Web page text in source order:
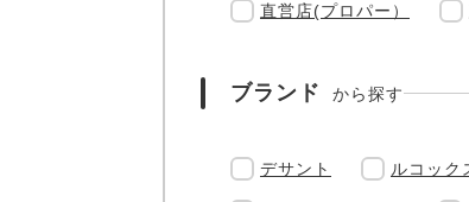
直営店(プロパー）
ブランド から探す
デサント ルコック